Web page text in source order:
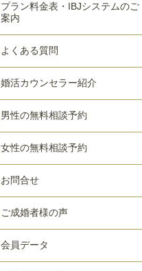
プラン料金表・IBJシステムのご
案内
よくある質問
婚活カウンセラー紹介
男性の無料相談予約
女性の無料相談予約
お問合せ
ご成婚者様の声
会員データ